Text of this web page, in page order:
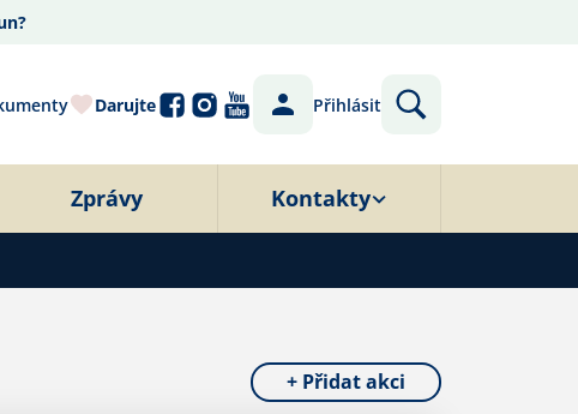
Darujte Přihlásit
Zprávy Kontakty
+ Přidat akci